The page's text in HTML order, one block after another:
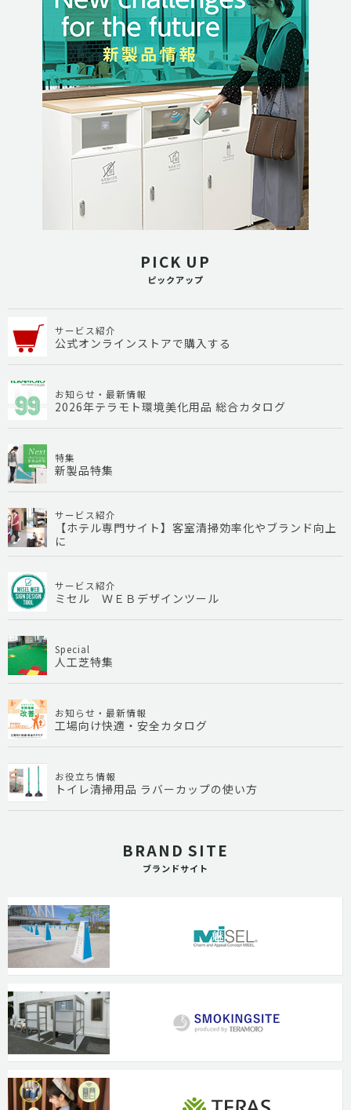
PICK UP
ピックアップ
サービス紹介
公式オンラインストアで購入する
お知らせ・最新情報
2026年テラモト環境美化用品 総合カタログ
特集
新製品特集
サービス紹介
【ホテル専門サイト】客室清掃効率化やブランド向上
に
サービス紹介
ミセル ＷＥＢデザインツール
Special
人工芝特集
お知らせ・最新情報
工場向け快適・安全カタログ
お役立ち情報
トイレ清掃用品 ラバーカップの使い方
BRAND SITE
ブランドサイト